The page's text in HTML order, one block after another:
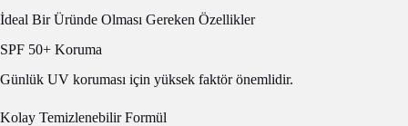
İdeal Bir Üründe Olması Gereken Özellikler
SPF 50+ Koruma
Günlük UV koruması için yüksek faktör önemlidir.
Kolay Temizlenebilir Formül